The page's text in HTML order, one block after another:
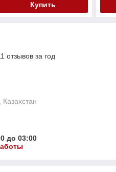
Купить
отзывов за год
до 03:00